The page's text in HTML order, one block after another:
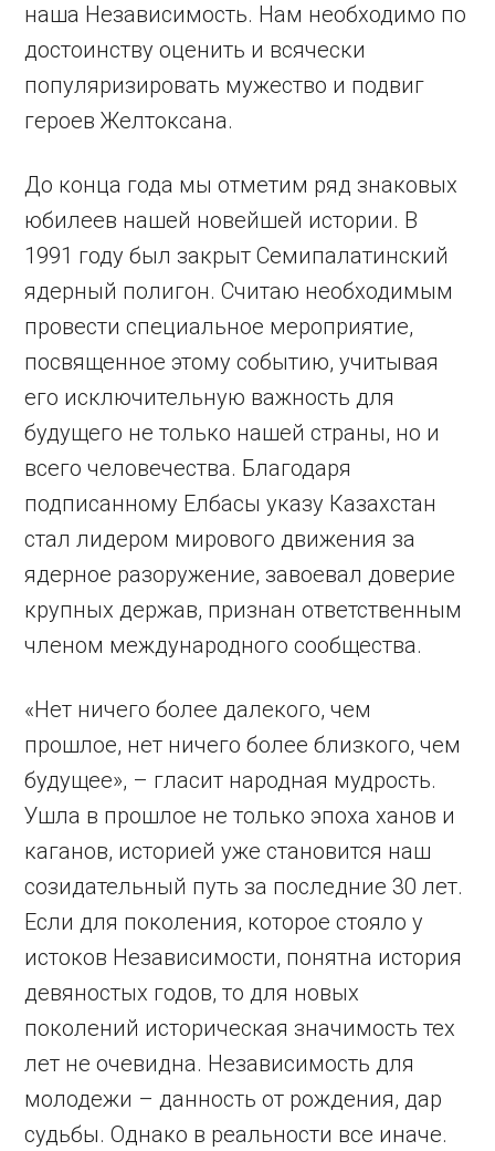
наша Независимость. Нам необходимо по
достоинству оценить и всячески
популяризировать мужество и подвиг
героев Желтоксана.
До конца года мы отметим ряд знаковых
юбилеев нашей новейшей истории. В
1991 году был закрыт Семипалатинский
ядерный полигон. Считаю необходимым
провести специальное мероприятие,
посвященное этому событию, учитывая
его исключительную важность для
будущего не только нашей страны, но и
всего человечества. Благодаря
подписанному Елбасы указу Казахстан
стал лидером мирового движения за
ядерное разоружение, завоевал доверие
крупных держав, признан ответственным
членом международного сообщества.
«Нет ничего более далекого, чем
прошлое, нет ничего более близкого, чем
будущее», – гласит народная мудрость.
Ушла в прошлое не только эпоха ханов и
каганов, историей уже становится наш
созидательный путь за последние 30 лет.
Если для поколения, которое стояло у
истоков Независимости, понятна история
девяностых годов, то для новых
поколений историческая значимость тех
лет не очевидна. Независимость для
молодежи – данность от рождения, дар
судьбы. Однако в реальности все иначе.